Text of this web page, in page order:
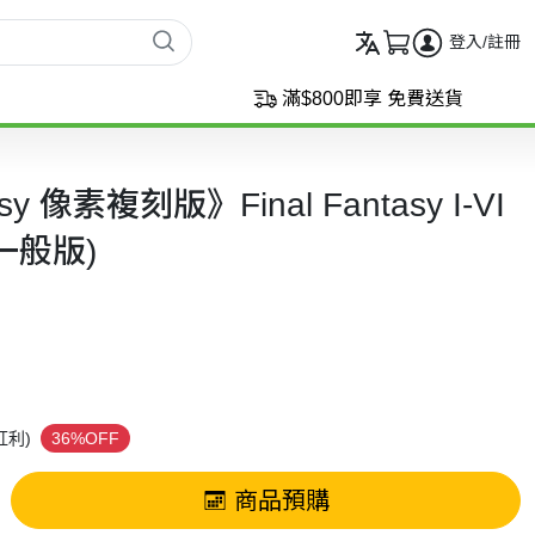
登入/註冊
滿$800即享 免費送貨
像素複刻版》Final Fantasy I-VI
般版)
利) 36%OFF
商品預購